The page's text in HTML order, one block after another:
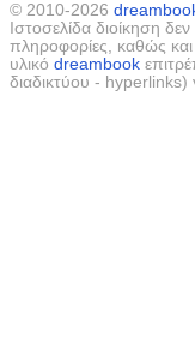
© 2010-2026
Ιστοσελίδα διοίκηση
πληροφορίες, καθώς και
υλικό dreambook
διαδικτύου -